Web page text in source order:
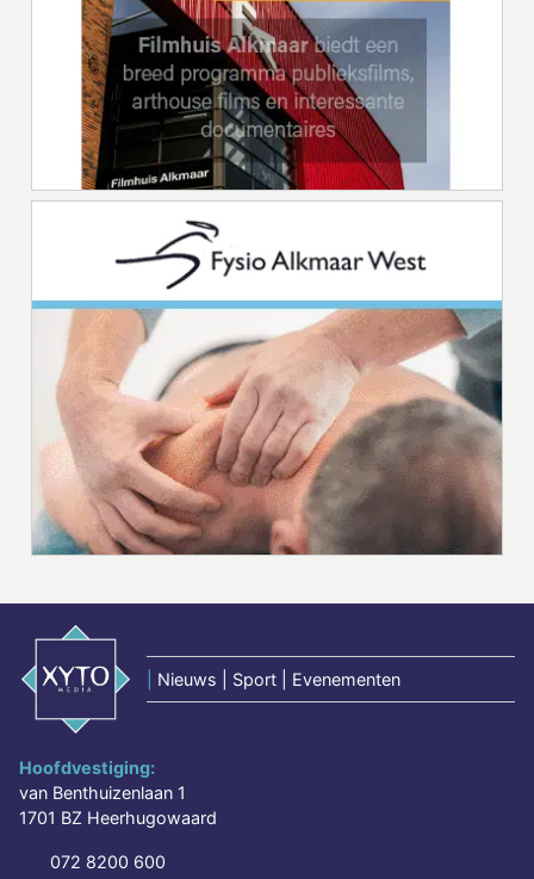
Nieuws | Sport | Evenementen
Hoofdvestiging:
van Benthuizenlaan 1
1701 BZ Heerhugowaard
072 8200 600